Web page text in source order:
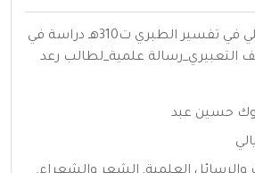
شواهد الشعر الجاهلي في تفسير الطبري ت310هـ دراسة في
التعبيري_رسالة علمية_لطالب رعد
حسين عبد